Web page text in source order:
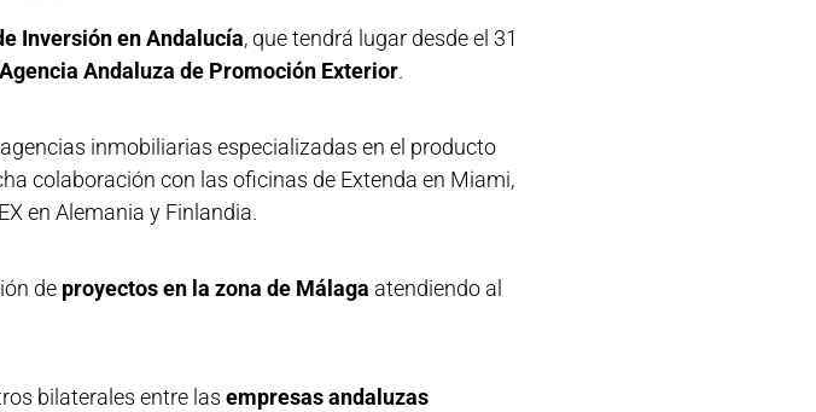
Inversión en Andalucía, que tendrá lugar desde el 31
Andaluza de Promoción Exterior.
inmobiliarias especializadas en el producto
colaboración con las oficinas de Extenda en Miami,
en Alemania y Finlandia.
de proyectos en la zona de Málaga atendiendo al
bilaterales entre las empresas andaluzas